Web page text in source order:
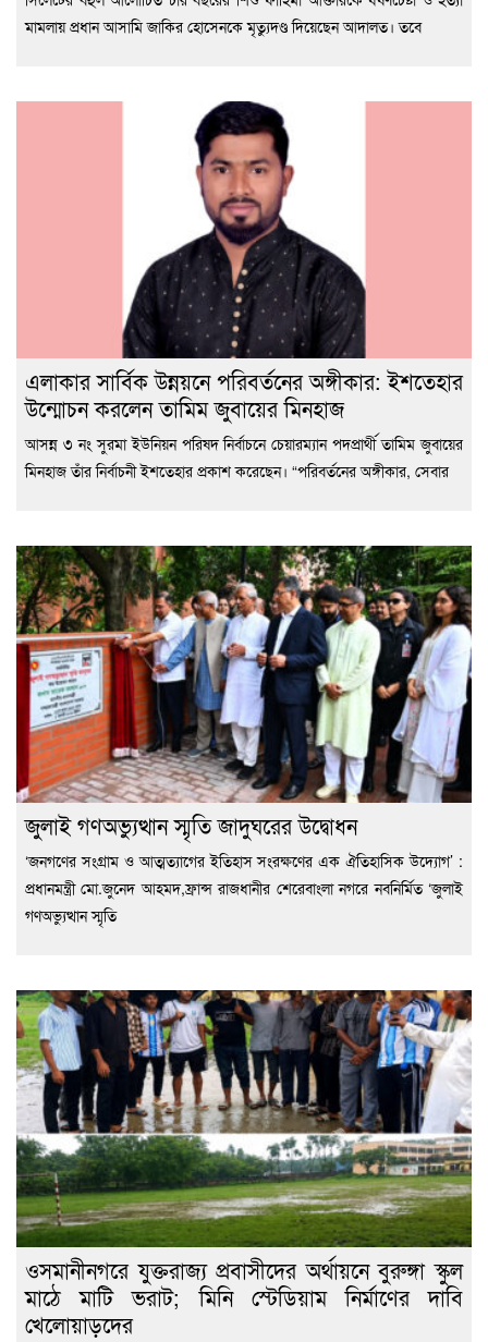
মামলায় প্রধান আসামি জাকির হোসেনকে মৃত্যুদণ্ড দিয়েছেন আদালত। তবে
এলাকার সার্বিক উন্নয়নে পরিবর্তনের অঙ্গীকার: ইশতেহার
উন্মোচন করলেন তামিম জুবায়ের মিনহাজ
আসন্ন ৩ নং সুরমা ইউনিয়ন পরিষদ নির্বাচনে চেয়ারম্যান পদপ্রার্থী তামিম জুবায়ের
মিনহাজ তাঁর নির্বাচনী ইশতেহার প্রকাশ করেছেন। “পরিবর্তনের অঙ্গীকার, সেবার
জুলাই গণঅভ্যুত্থান স্মৃতি জাদুঘরের উদ্বোধন
‘জনগণের সংগ্রাম ও আত্মত্যাগের ইতিহাস সংরক্ষণের এক ঐতিহাসিক উদ্যোগ’ :
প্রধানমন্ত্রী মো.জুনেদ আহমদ,ফ্রান্স রাজধানীর শেরেবাংলা নগরে নবনির্মিত ‘জুলাই
গণঅভ্যুত্থান স্মৃতি
ওসমানীনগরে যুক্তরাজ্য প্রবাসীদের অর্থায়নে বুরুঙ্গা স্কুল
মাঠে মাটি ভরাট; মিনি স্টেডিয়াম নির্মাণের দাবি
খেলোয়াড়দের